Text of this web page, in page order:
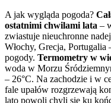
A jak wygląda pogoda?
ostatnimi chwilami lata –
zwiastuje nieuchronne
Włochy, Grecja, Portugalia
pogody. Termometry w
woda w Morzu
– 26°C. Na zachodzie i w
fale upałów rozgrzewają
lato powoli chyli się ku